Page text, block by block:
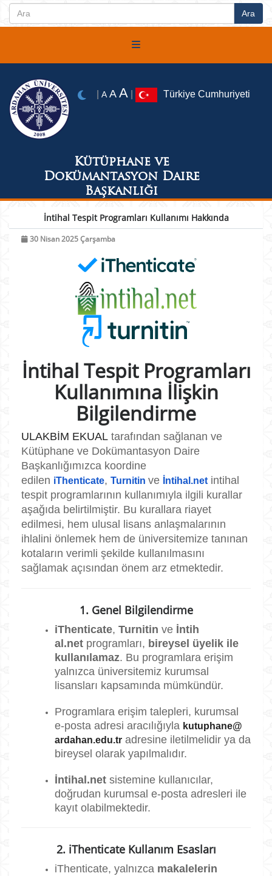
Kütüphane ve
Dokümantasyon Daire
Başkanlığı
A A A Türkiye Cumhuriyeti
İntihal Tespit Programları Kullanımı Hakkında
30 Nisan 2025 Çarşamba
İntihal Tespit Programları
Kullanımına İlişkin
Bilgilendirme
ULAKBİM EKUAL tarafından sağlanan ve
Kütüphane ve Dokümantasyon Daire
Başkanlığımızca koordine
edilen iThenticate, Turnitin ve İntihal.netintihal
tespit programlarının kullanımıyla ilgili kurallar
aşağıda belirtilmiştir. Bu kurallara riayet
edilmesi, hem ulusal lisans anlaşmalarının
ihlalini önlemek hem de üniversitemize tanınan
kotaların verimli şekilde kullanılmasını
sağlamak açısından önem arz etmektedir.
1. Genel Bilgilendirme
iThenticate, Turnitin ve İntih
al.net programları, bireysel üyelik ile
kullanılamaz. Bu programlara erişim
yalnızca üniversitemiz kurumsal
lisansları kapsamında mümkündür.
Programlara erişim talepleri, kurumsal
e-posta adresi aracılığıyla kutuphane@
ardahan.edu.tr adresine iletilmelidir ya da
bireysel olarak yapılmalıdır.
İntihal.net sistemine kullanıcılar,
doğrudan kurumsal e-posta adresleri ile
kayıt olabilmektedir.
2. iThenticate Kullanım Esasları
iThenticate, yalnızca makalelerin